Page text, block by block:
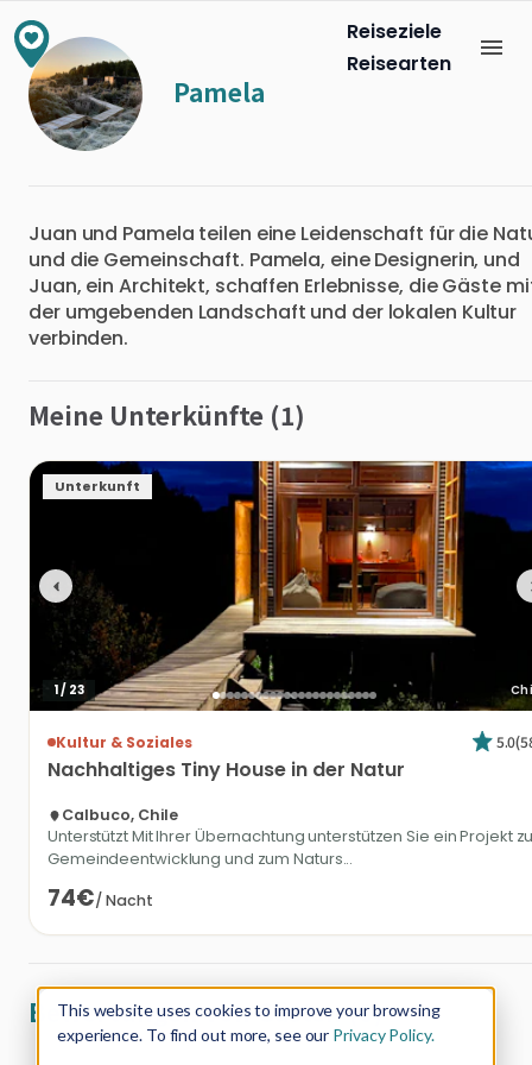
This website uses cookies to improve your browsing
experience. To find out more, see our Privacy Policy.
Reiseziele
Reisearten
Pamela
Juan und Pamela teilen eine Leidenschaft für die
und die Gemeinschaft. Pamela, eine Designerin, und
Juan, ein Architekt, schaffen Erlebnisse, die Gäste
der umgebenden Landschaft und der lokalen Kultur
verbinden.
Meine Unterkünfte (1)
Unterkunft
1/ 23
Kultur & Soziales 5.0(
Nachhaltiges Tiny House in der Natur
Calbuco, Chile
Unterstützt Mit Ihrer Übernachtung unterstützen Sie ein Projekt
Gemeindeentwicklung und zum Naturs...
74€/Nacht
Bewertungen von Gästen (0)